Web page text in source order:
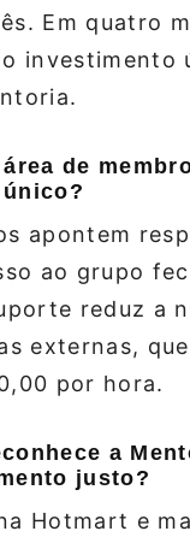
Em quatro
investimento
de
apontem
ao grupo
reduz a
externas,
por hora.
a
justo?
Hotmart e